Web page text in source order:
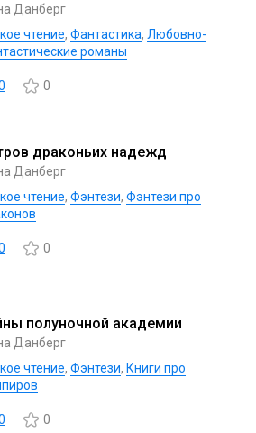
Данберг
чтение, Фантастика, Любовно-
романы
0
драконьих надежд
Данберг
чтение, Фэнтези, Фэнтези про
0
полуночной академии
Данберг
чтение, Фэнтези, Книги про
0